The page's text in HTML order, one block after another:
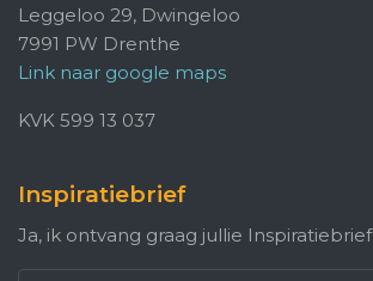
Leggeloo 29, Dwingeloo
7991 PW Drenthe
Link naar google maps
KVK 599 13 037
Inspiratiebrief
Ja, ik ontvang graag jullie Inspiratiebrief